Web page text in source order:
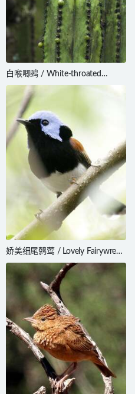
白喉唧鹀 / White-throated
Towhee / Melozone albicollis
娇美细尾鹩莺 / Lovely Fairywren
/ Malurus amabilis